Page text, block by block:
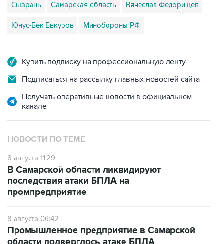
Сызрань Самарская область Вячеслав Федорищев
Юнус-Бек Евкуров Минобороны РФ
Купить подписку на профессиональную ленту
Подписаться на рассылку главных новостей сайта
Получать оперативные новости в официальном
канале
НОВОСТИ ПО ТЕМЕ
8 августа 11:29
В Самарской области ликвидируют
последствия атаки БПЛА на
промпредприятие
8 августа 06:42
Промышленное предприятие в Самарской